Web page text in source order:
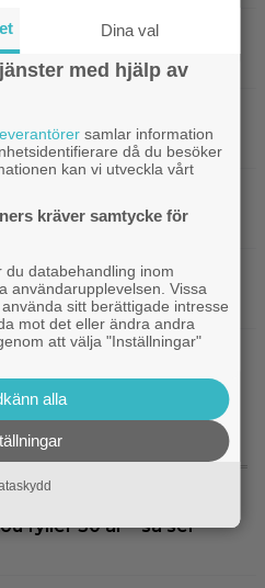
digitalt idag –
tråkig”
är hyllad
”perfekt” thriller med
mest episka
Netflix i augusti
NYTT
fyller 50 år – så ser
Dina val
med hjälp av
samlar information
då du besöker
kan vi utveckla vårt
kräver samtycke för
databehandling inom
användarupplevelsen. Vissa
sitt berättigade intresse
mot det eller ändra andra
att välja "Inställningar"
alla